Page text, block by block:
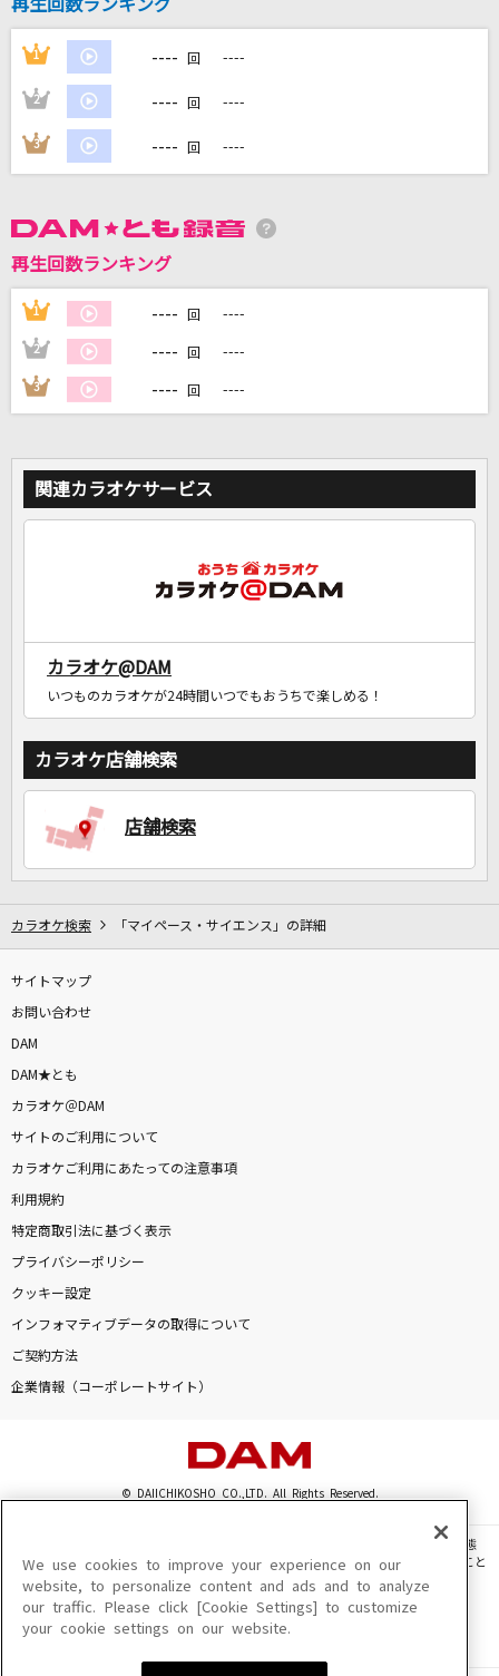
もっと見る
カラオケ最新情報をチェック！
DAMに会員登録・ログインして
カラオケをもっと楽しもう！
自宅でカラオケ歌い放題！
再生回数ランキング
1 ---- 回 ----
2 ---- 回 ----
3 ---- 回 ----
再生回数ランキング
1 ---- 回 ----
2 ---- 回 ----
3 ---- 回 ----
関連カラオケサービス
カラオケ@DAM
いつものカラオケが24時間いつでもおうちで楽しめる！
カラオケ店舗検索
店舗検索
カラオケ検索 「マイペース・サイエンス」の詳細
サイトマップ
お問い合わせ
DAM
DAM★とも
カラオケ＠DAM
サイトのご利用について
カラオケご利用にあたっての注意事項
利用規約
特定商取引法に基づく表示
プライバシーポリシー
クッキー設定
インフォマティブデータの取得について
ご契約方法
企業情報（コーポレートサイト）
© DAIICHIKOSHO CO.,LTD. All Rights Reserved.
このサイトに掲載されている一切の文章・画像・写真・動画・音声等を、手段や形態
を問わず、著作権法の定める範囲を超えて無断で複製、転載、ファイル化などすること
を禁じます。
楽曲及びコンテンツは、機種によりご利用いただけない場合があります。
楽曲及びコンテンツの配信日、配信内容が変更になる場合があります。
We use cookies to improve your experience on our
website, to personalize content and ads and to analyze
our traffic. Please click [Cookie Settings] to customize
your cookie settings on our website.